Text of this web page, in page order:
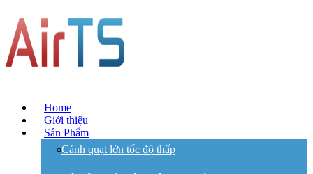
Home
Giới thiệu
Sản Phẩm
Cánh quạt lớn tốc độ thấp